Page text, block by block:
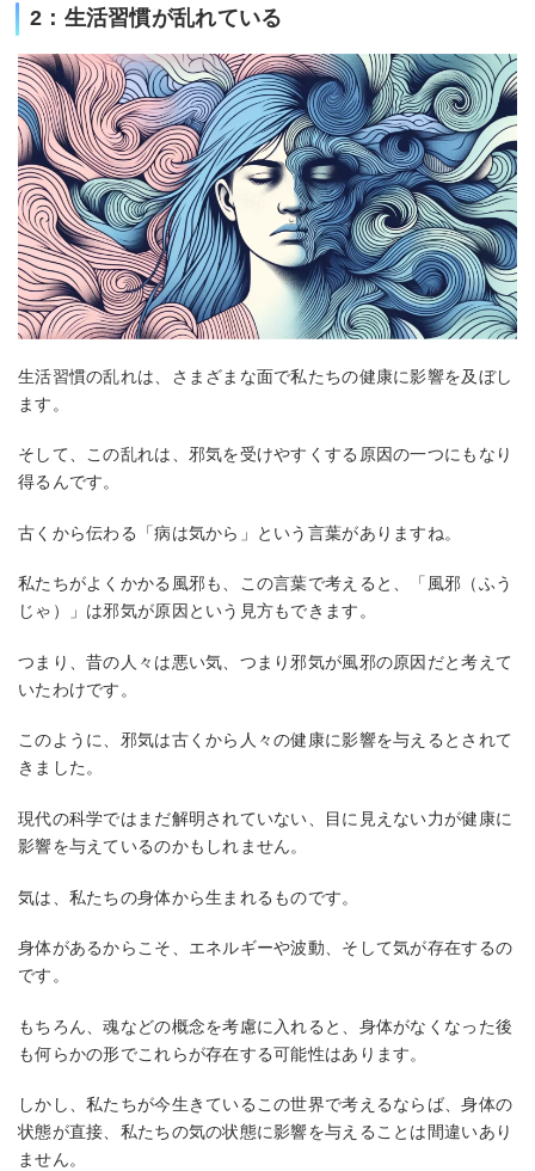
2：生活習慣が乱れている
生活習慣の乱れは、さまざまな面で私たちの健康に影響を及ぼし
ます。
そして、この乱れは、邪気を受けやすくする原因の一つにもなり
得るんです。
古くから伝わる「病は気から」という言葉がありますね。
私たちがよくかかる風邪も、この言葉で考えると、「風邪（ふう
じゃ）」は邪気が原因という見方もできます。
つまり、昔の人々は悪い気、つまり邪気が風邪の原因だと考えて
いたわけです。
このように、邪気は古くから人々の健康に影響を与えるとされて
きました。
現代の科学ではまだ解明されていない、目に見えない力が健康に
影響を与えているのかもしれません。
気は、私たちの身体から生まれるものです。
身体があるからこそ、エネルギーや波動、そして気が存在するの
です。
もちろん、魂などの概念を考慮に入れると、身体がなくなった後
も何らかの形でこれらが存在する可能性はあります。
しかし、私たちが今生きているこの世界で考えるならば、身体の
状態が直接、私たちの気の状態に影響を与えることは間違いあり
ません。